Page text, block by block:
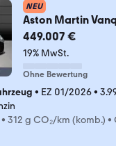
NEU
Aston Martin
UVP 507.400€
449.007 €
19% MwSt.
Ohne Bewertung
• EZ 01/2026•
• 312 g CO₂/km (komb.) •